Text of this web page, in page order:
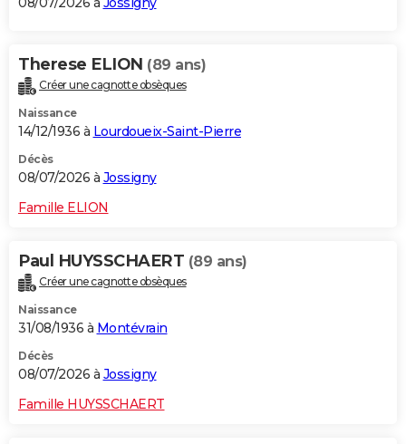
Therese ELION (89 ans)
Créer une cagnotte obsèques
Naissance
14/12/1936 à Lourdoueix-Saint-Pierre
Décès
08/07/2026 à Jossigny
Famille ELION
Paul HUYSSCHAERT (89 ans)
Créer une cagnotte obsèques
Naissance
31/08/1936 à Montévrain
Décès
08/07/2026 à Jossigny
Famille HUYSSCHAERT